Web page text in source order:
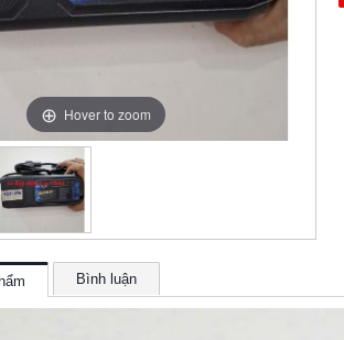
Hover to zoom
Bình luận